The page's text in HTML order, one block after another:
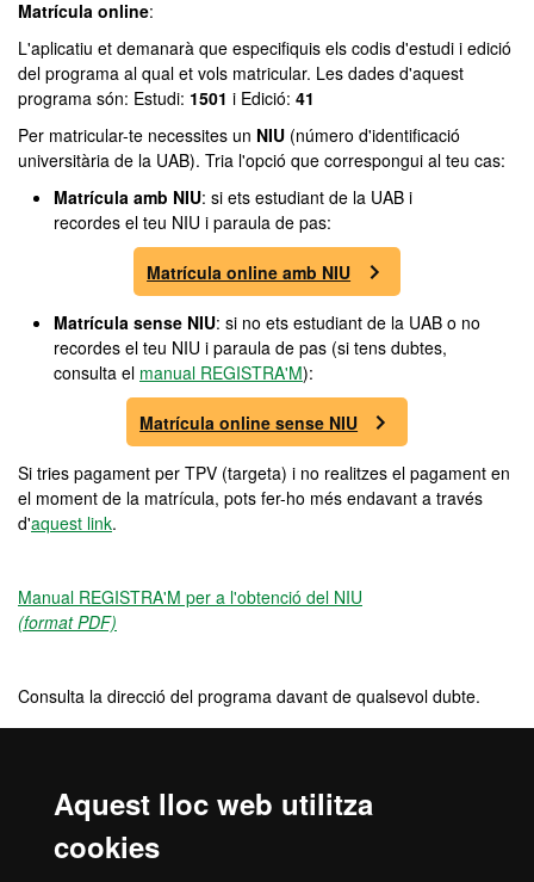
Aquest lloc web utilitza
cookies
Matrícula online:
L'aplicatiu et demanarà que especifiquis els codis d'estudi i edició
del programa al qual et vols matricular. Les dades d'aquest
programa són: Estudi: 1501 i Edició: 41
Per matricular-te necessites un NIU (número d'identificació
universitària de la UAB). Tria l'opció que correspongui al teu cas:
Matrícula amb NIU: si ets estudiant de la UAB i
recordes el teu NIU i paraula de pas:
Matrícula online amb NIU
Matrícula sense NIU: si no ets estudiant de la UAB o no
recordes el teu NIU i paraula de pas (si tens dubtes,
consulta el manual REGISTRA'M):
Matrícula online sense NIU
Si tries pagament per TPV (targeta) i no realitzes el pagament en
el moment de la matrícula, pots fer-ho més endavant a través
d'aquest link.
Manual REGISTRA'M per a l'obtenció del NIU
(format PDF)
Consulta la direcció del programa davant de qualsevol dubte.
3960 €